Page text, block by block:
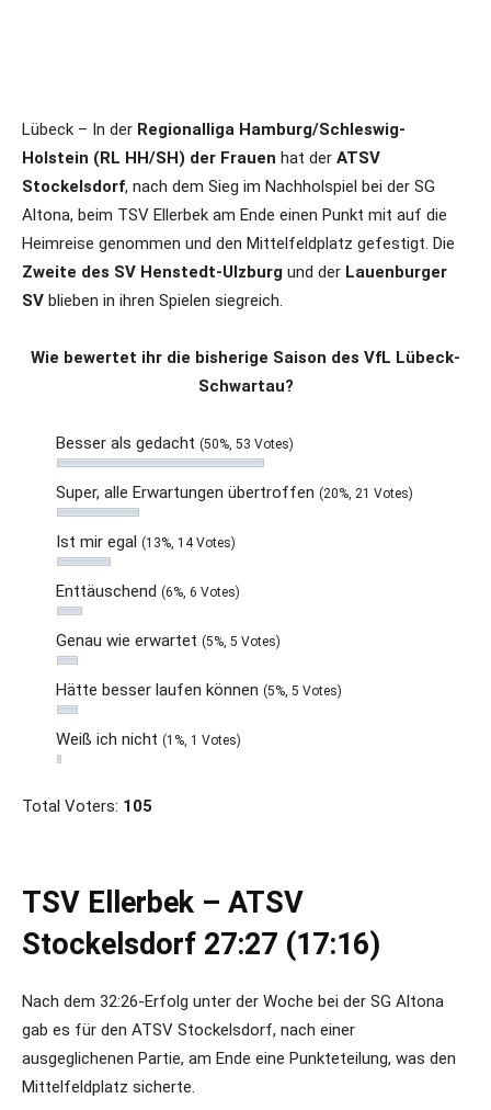
Lübeck – In der Regionalliga Hamburg/Schleswig-
Holstein (RL HH/SH) der Frauen hat der ATSV
Stockelsdorf, nach dem Sieg im Nachholspiel bei der SG
Altona, beim TSV Ellerbek am Ende einen Punkt mit auf die
Heimreise genommen und den Mittelfeldplatz gefestigt. Die
Zweite des SV Henstedt-Ulzburg und der Lauenburger
SV blieben in ihren Spielen siegreich.
Wie bewertet ihr die bisherige Saison des VfL Lübeck-
Schwartau?
Besser als gedacht (50%, 53 Votes)
Super, alle Erwartungen übertroffen (20%, 21 Votes)
Ist mir egal (13%, 14 Votes)
Enttäuschend (6%, 6 Votes)
Genau wie erwartet (5%, 5 Votes)
Hätte besser laufen können (5%, 5 Votes)
Weiß ich nicht (1%, 1 Votes)
Total Voters: 105
TSV Ellerbek – ATSV
Stockelsdorf 27:27 (17:16)
Nach dem 32:26-Erfolg unter der Woche bei der SG Altona
gab es für den ATSV Stockelsdorf, nach einer
ausgeglichenen Partie, am Ende eine Punkteteilung, was den
Mittelfeldplatz sicherte.